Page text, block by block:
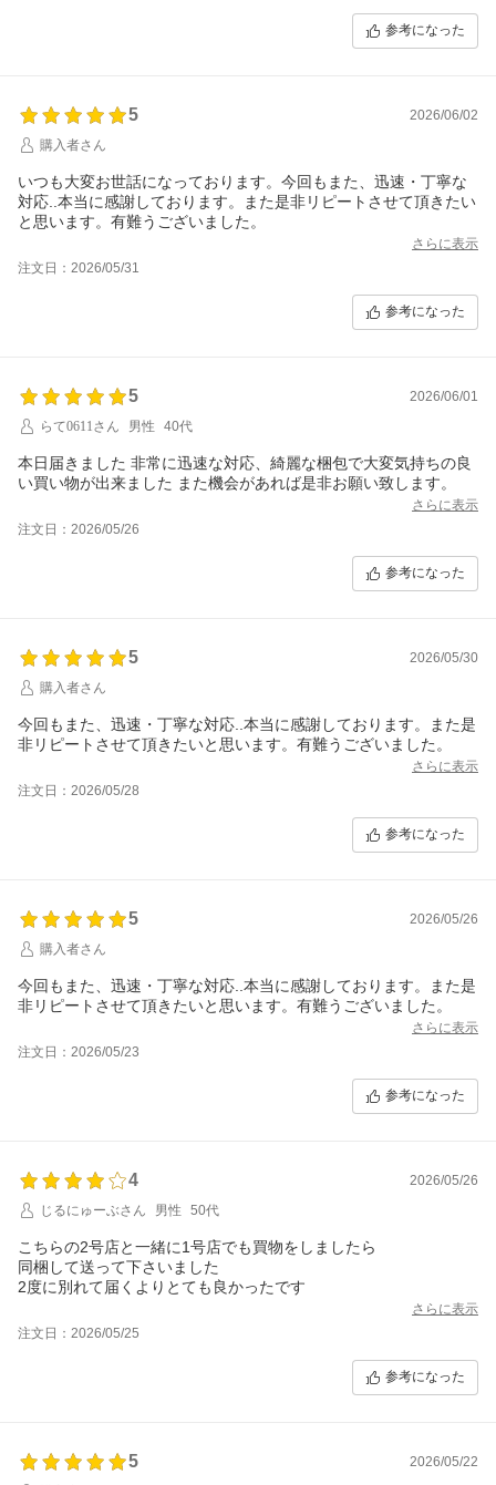
参考になった
5
2026/06/02
購入者さん
いつも大変お世話になっております。今回もまた、迅速・丁寧な
対応..本当に感謝しております。また是非リピートさせて頂きたい
と思います。有難うございました。
さらに表示
注文日：2026/05/31
参考になった
5
2026/06/01
らて0611さん
男性 40代
本日届きました 非常に迅速な対応、綺麗な梱包で大変気持ちの良
い買い物が出来ました また機会があれば是非お願い致します。
さらに表示
注文日：2026/05/26
参考になった
5
2026/05/30
購入者さん
今回もまた、迅速・丁寧な対応..本当に感謝しております。また是
非リピートさせて頂きたいと思います。有難うございました。
さらに表示
注文日：2026/05/28
参考になった
5
2026/05/26
購入者さん
今回もまた、迅速・丁寧な対応..本当に感謝しております。また是
非リピートさせて頂きたいと思います。有難うございました。
さらに表示
注文日：2026/05/23
参考になった
4
2026/05/26
じるにゅーぶさん
男性 50代
こちらの2号店と一緒に1号店でも買物をしましたら
同梱して送って下さいました
2度に別れて届くよりとても良かったです
さらに表示
注文日：2026/05/25
参考になった
5
2026/05/22